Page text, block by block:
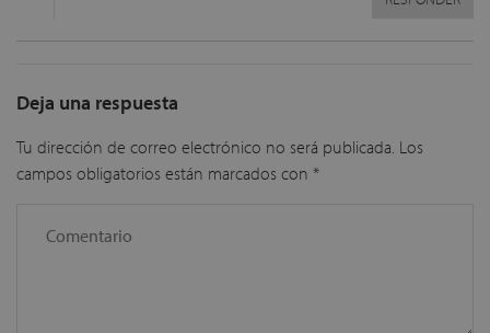
Deja una respuesta
Tu dirección de correo electrónico no será publicada. Los
campos obligatorios están marcados con *